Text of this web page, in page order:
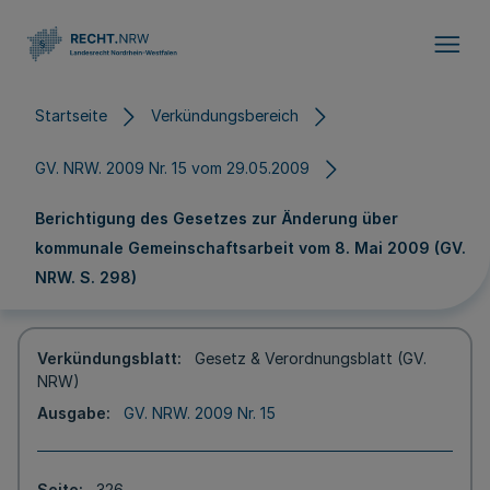
Startseite Verkündungsbereich
GV. NRW. 2009 Nr. 15 vom 29.05.2009
Berichtigung des Gesetzes zur Änderung über
kommunale Gemeinschaftsarbeit vom 8. Mai 2009 (GV.
NRW. S. 298)
Verkündungsblatt
Gesetz & Verordnungsblatt (GV.
NRW)
Ausgabe
GV. NRW. 2009 Nr. 15